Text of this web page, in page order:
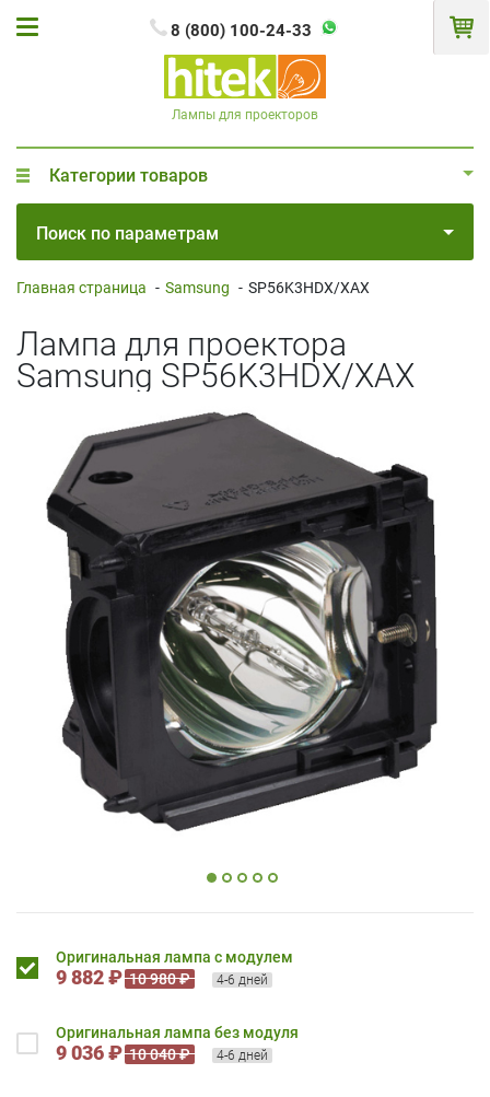
8 (800) 100-24-33
Лампы для проекторов
Категории товаров
Поиск по параметрам
Главная страница - Samsung - SP56K3HDX/XAX
Лампа для проектора
Samsung SP56K3HDX/XAX
Оригинальная лампа с модулем
9 882 ₽ 10 980 ₽ 4-6 дней
Оригинальная лампа без модуля
9 036 ₽ 10 040 ₽ 4-6 дней